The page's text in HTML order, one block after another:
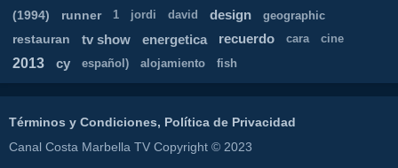
(1994)
runner 1 jordi david design geographic
restauran tv show energetica recuerdo cara cine
2013 cy español) alojamiento fish
Términos y Condiciones, Política de Privacidad
Canal Costa Marbella TV Copyright © 2023